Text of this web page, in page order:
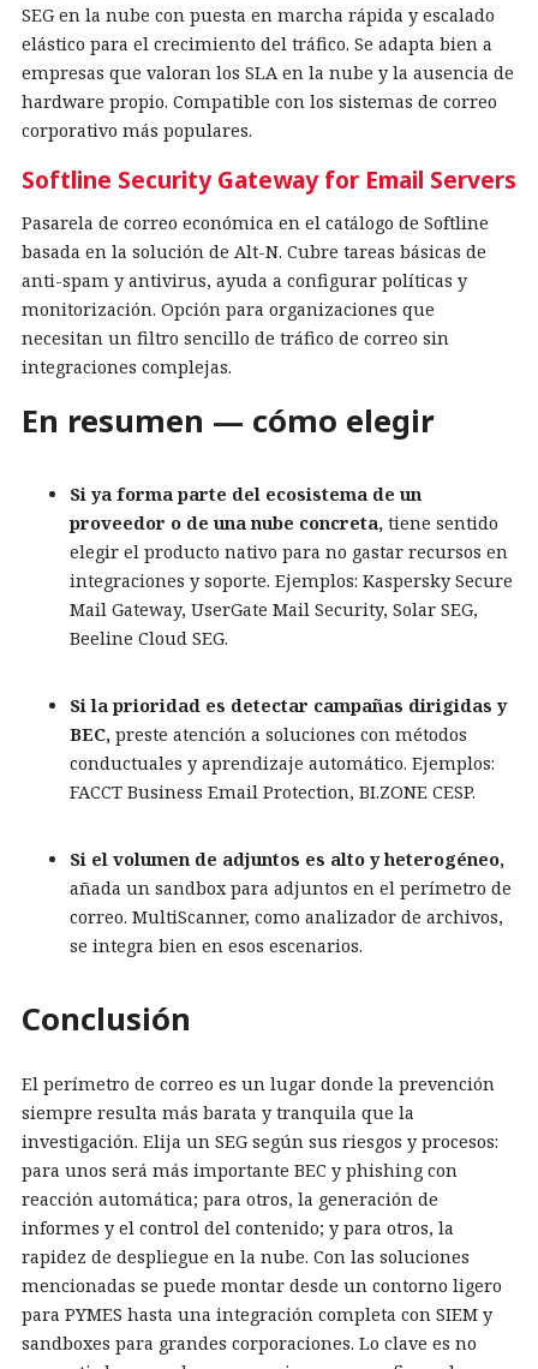
SEG en la nube con puesta en marcha rápida y escalado
elástico para el crecimiento del tráfico. Se adapta bien a
empresas que valoran los SLA en la nube y la ausencia de
hardware propio. Compatible con los sistemas de correo
corporativo más populares.
Softline Security Gateway for Email Servers
Pasarela de correo económica en el catálogo de Softline
basada en la solución de Alt-N. Cubre tareas básicas de
anti-spam y antivirus, ayuda a configurar políticas y
monitorización. Opción para organizaciones que
necesitan un filtro sencillo de tráfico de correo sin
integraciones complejas.
En resumen — cómo elegir
Si ya forma parte del ecosistema de un
proveedor o de una nube concreta, tiene sentido
elegir el producto nativo para no gastar recursos en
integraciones y soporte. Ejemplos: Kaspersky Secure
Mail Gateway, UserGate Mail Security, Solar SEG,
Beeline Cloud SEG.
Si la prioridad es detectar campañas dirigidas y
BEC, preste atención a soluciones con métodos
conductuales y aprendizaje automático. Ejemplos:
FACCT Business Email Protection, BI.ZONE CESP.
Si el volumen de adjuntos es alto y heterogéneo,
añada un sandbox para adjuntos en el perímetro de
correo. MultiScanner, como analizador de archivos,
se integra bien en esos escenarios.
Conclusión
El perímetro de correo es un lugar donde la prevención
siempre resulta más barata y tranquila que la
investigación. Elija un SEG según sus riesgos y procesos:
para unos será más importante BEC y phishing con
reacción automática; para otros, la generación de
informes y el control del contenido; y para otros, la
rapidez de despliegue en la nube. Con las soluciones
mencionadas se puede montar desde un contorno ligero
para PYMES hasta una integración completa con SIEM y
sandboxes para grandes corporaciones. Lo clave es no